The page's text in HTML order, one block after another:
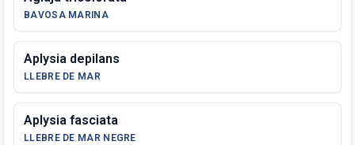
BAVOSA MARINA
Aplysia depilans
LLEBRE DE MAR
Aplysia fasciata
LLEBRE DE MAR NEGRE